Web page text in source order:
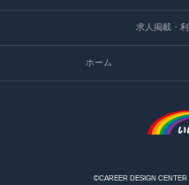
求人掲載・
ホーム
©CAREER DESIGN CENTER